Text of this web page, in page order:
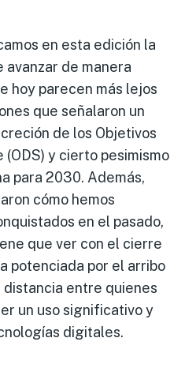
en esta edición la
de manera
hoy parecen más lejos
que señalaron un
de los Objetivos
y cierto pesimismo
para 2030. Además,
cómo hemos
en el pasado,
que ver con el cierre
potenciada por el arribo
entre quienes
un uso significativo y
digitales.